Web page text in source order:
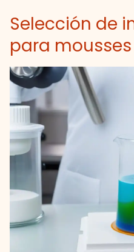
Selección de
para